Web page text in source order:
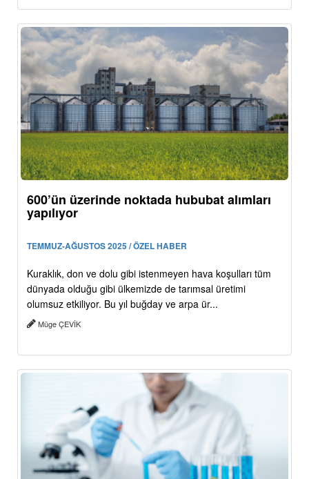
600’ün üzerinde noktada hububat alımları
yapılıyor
TEMMUZ-AĞUSTOS 2025 / ÖZEL HABER
Kuraklık, don ve dolu gibi istenmeyen hava koşulları tüm
dünyada olduğu gibi ülkemizde de tarımsal üretimi
olumsuz etkiliyor. Bu yıl buğday ve arpa ür...
Müge ÇEVİK